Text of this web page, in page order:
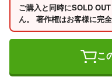
ご購入と同時にSOLD
ん。 著作権はお客様に完
こ